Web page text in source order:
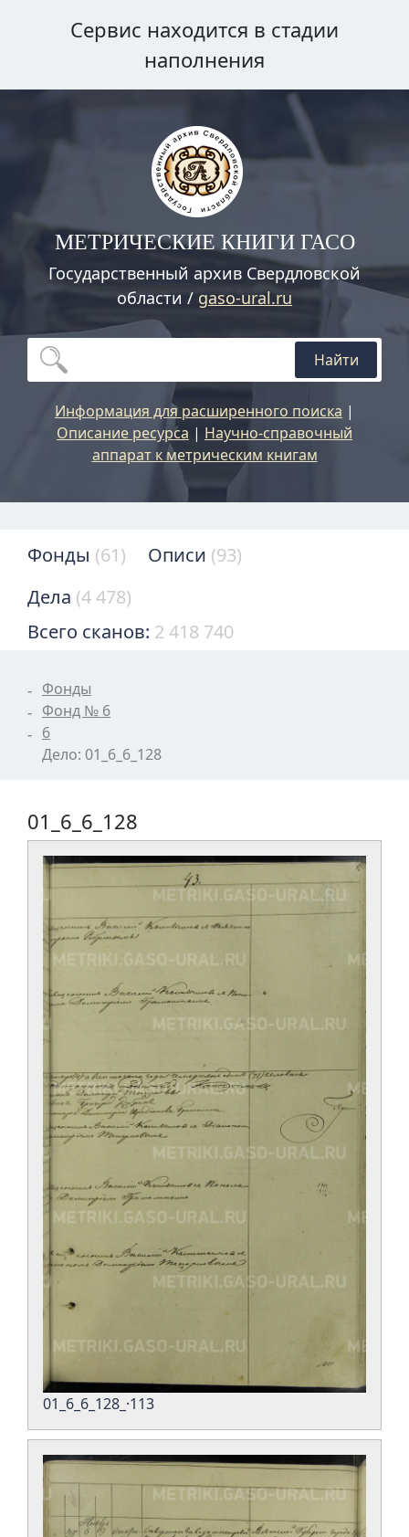
Сервис находится в стадии
наполнения
МЕТРИЧЕСКИЕ КНИГИ ГАСО
Государственный архив Свердловской
области / gaso-ural.ru
Найти
Информация для расширенного поиска |
Описание ресурса | Научно-справочный
аппарат к метрическим книгам
Фонды (61) Описи (93)
Дела (4 478)
Всего сканов: 2 418 740
Фонды
Фонд № 6
6
Дело: 01_6_6_128
01_6_6_128
01_6_6_128_·113